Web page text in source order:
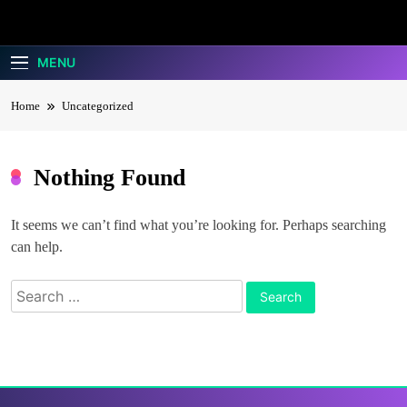
Alexander
Tour
MENU
Home Uncategorized
Nothing Found
It seems we can’t find what you’re looking for. Perhaps searching
can help.